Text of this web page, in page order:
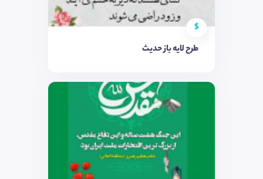
$
طرح لایه باز حدیث